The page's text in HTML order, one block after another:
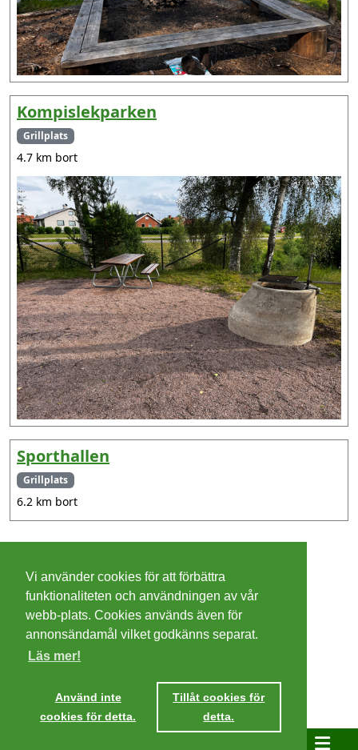
Kompislekparken
Grillplats
4.7 km bort
Sporthallen
Grillplats
6.2 km bort
Ta mig dit
Cookies
Integritetspolicy
Villkor
Vi använder cookies för att förbättra
funktionaliteten och användningen av vår
webb-plats. Cookies används även för
annonsändamål vilket godkänns separat.
Läs mer!
Använd inte
cookies för detta.
Tillåt cookies för
detta.